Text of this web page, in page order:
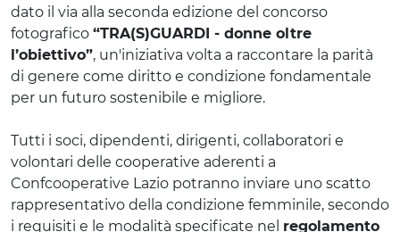
dato il via alla seconda edizione del concorso
fotografico “TRA(S)GUARDI - donne oltre
l’obiettivo”, un'iniziativa volta a raccontare la parità
di genere come diritto e condizione fondamentale
per un futuro sostenibile e migliore.
Tutti i soci, dipendenti, dirigenti, collaboratori e
volontari delle cooperative aderenti a
Confcooperative Lazio potranno inviare uno scatto
rappresentativo della condizione femminile, secondo
i requisiti e le modalità specificate nel regolamento